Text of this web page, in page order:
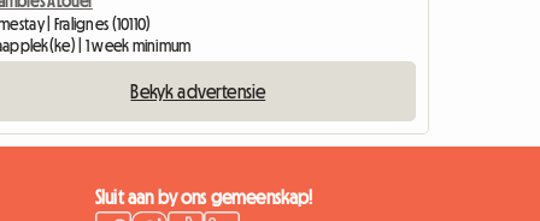
| Fralignes (10110)
| 1 week minimum
Bekyk advertensie
Sluit aan by ons gemeenskap!